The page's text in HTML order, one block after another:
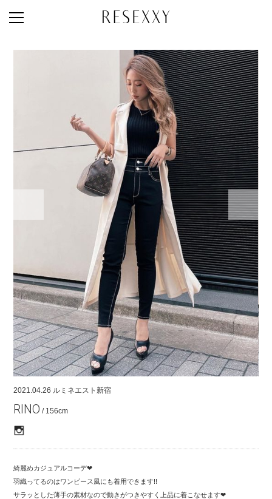
2021.04.26 ルミネエスト新宿
RINO / 156cm
綺麗めカジュアルコーデ❤︎
羽織ってるのはワンピース風にも着用できます!!
サラッとした薄手の素材なので動きがつきやすく上品に着こなせます❤︎
NEW ARRIVAL
RANKING
COMPANY
CONTACT
RECRUIT
FOR BUSINESS PARTNER